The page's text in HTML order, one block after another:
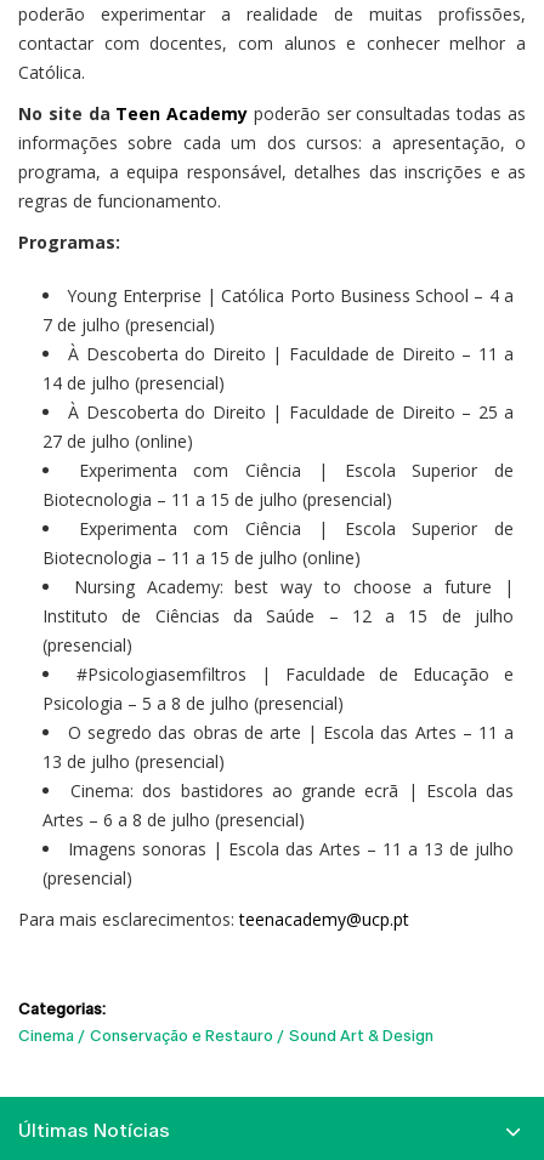
poderão experimentar a realidade de muitas profissões,
contactar com docentes, com alunos e conhecer melhor a
Católica.
No site da Teen Academy poderão ser consultadas todas as
informações sobre cada um dos cursos: a apresentação, o
programa, a equipa responsável, detalhes das inscrições e as
regras de funcionamento.
Programas:
Young Enterprise | Católica Porto Business School – 4 a
7 de julho (presencial)
À Descoberta do Direito | Faculdade de Direito – 11 a
14 de julho (presencial)
À Descoberta do Direito | Faculdade de Direito – 25 a
27 de julho (online)
Experimenta com Ciência | Escola Superior de
Biotecnologia – 11 a 15 de julho (presencial)
Experimenta com Ciência | Escola Superior de
Biotecnologia – 11 a 15 de julho (online)
Nursing Academy: best way to choose a future |
Instituto de Ciências da Saúde – 12 a 15 de julho
(presencial)
#Psicologiasemfiltros | Faculdade de Educação e
Psicologia – 5 a 8 de julho (presencial)
O segredo das obras de arte | Escola das Artes – 11 a
13 de julho (presencial)
Cinema: dos bastidores ao grande ecrã | Escola das
Artes – 6 a 8 de julho (presencial)
Imagens sonoras | Escola das Artes – 11 a 13 de julho
(presencial)
Para mais esclarecimentos:teenacademy@ucp.pt
Categorias:
Cinema
Conservação e Restauro Sound Art & Design
Últimas Notícias